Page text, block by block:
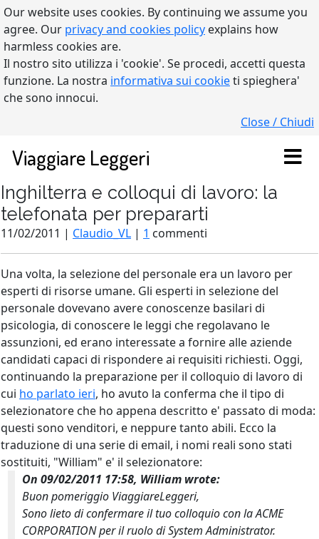
Our website uses cookies. By continuing we assume you
agree. Our privacy and cookies policy explains how
harmless cookies are.
Il nostro sito utilizza i 'cookie'. Se procedi, accetti questa
funzione. La nostra informativa sui cookieti spieghera'
che sono innocui.
Close / Chiudi
Viaggiare Leggeri
Inghilterra e colloqui di lavoro: la
telefonata per prepararti
11/02/2011 | Claudio_VL | 1 commenti
Una volta, la selezione del personale era un lavoro per
esperti di risorse umane. Gli esperti in selezione del
personale dovevano avere conoscenze basilari di
psicologia, di conoscere le leggi che regolavano le
assunzioni, ed erano interessate a fornire alle aziende
candidati capaci di rispondere ai requisiti richiesti. Oggi,
continuando la preparazione per il colloquio di lavoro di
cui ho parlato ieri, ho avuto la conferma che il tipo di
selezionatore che ho appena descritto e' passato di moda:
questi sono venditori, e neppuretanto abili. Ecco la
traduzione di una serie di email, i nomi reali sono stati
sostituiti, "William" e' il selezionatore:
On 09/02/2011 17:58, William wrote:
Buon pomeriggio ViaggiareLeggeri,
Sono lieto di confermare il tuo colloquio con la ACME
CORPORATION per il ruolo di System Administrator.